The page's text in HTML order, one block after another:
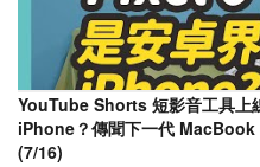
YouTube Shorts 短影音工具上
iPhone？傳聞下一代
(7/16)